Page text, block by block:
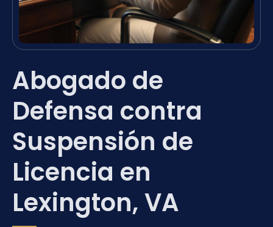
Abogado de
Defensa contra
Suspensión de
Licencia en
Lexington, VA